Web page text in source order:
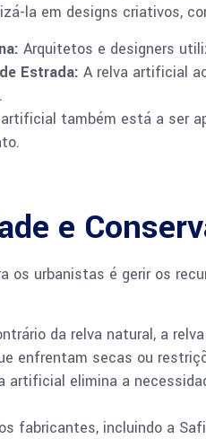
la em designs criativos,
Arquitetos e designers
Estrada: A relva artificial
também está a ser
e
os urbanistas é gerir os
da relva natural, a
enfrentam secas ou
artificial elimina a
fabricantes, incluindo a